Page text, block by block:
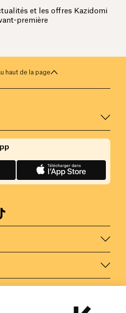
et les offres Kazidomi
première
haut de la page